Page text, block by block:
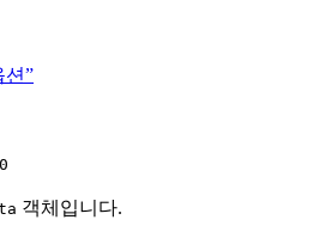
션”
객체입니다.